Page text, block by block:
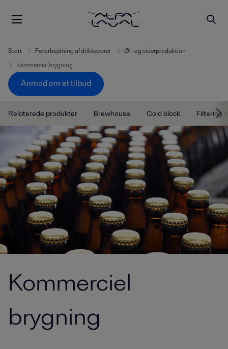
Start Forarbejdning af drikkevarer
Øl- og ciderproduktion
Kommerciel brygning
Anmod om et tilbud
Relaterede produkter Brewhouse Cold block Filtering
Kommerciel
brygning